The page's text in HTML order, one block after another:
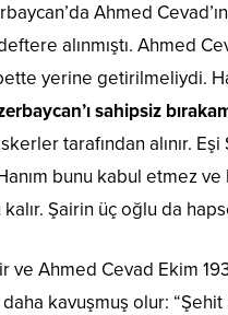
Ahmed
alınmıştı. Ahmed
yerine getirilmeliydi.
sahipsiz
tarafından alınır.
bunu kabul etmez
Şairin üç oğlu da
ve Ahmed Cevad Ekim
kavuşmuş olur: “Şehit